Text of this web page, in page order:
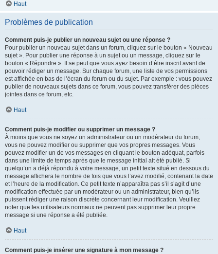
Haut
Problèmes de publication
Comment puis-je publier un nouveau sujet ou une réponse ?
Pour publier un nouveau sujet dans un forum, cliquez sur le bouton « Nouveau
sujet ». Pour publier une réponse à un sujet ou un message, cliquez sur le
bouton « Répondre ». Il se peut que vous ayez besoin d’être inscrit avant de
pouvoir rédiger un message. Sur chaque forum, une liste de vos permissions
est affichée en bas de l’écran du forum ou du sujet. Par exemple : vous pouvez
publier de nouveaux sujets dans ce forum, vous pouvez transférer des pièces
jointes dans ce forum, etc.
Haut
Comment puis-je modifier ou supprimer un message ?
À moins que vous ne soyez un administrateur ou un modérateur du forum,
vous ne pouvez modifier ou supprimer que vos propres messages. Vous
pouvez modifier un de vos messages en cliquant le bouton adéquat, parfois
dans une limite de temps après que le message initial ait été publié. Si
quelqu’un a déjà répondu à votre message, un petit texte situé en dessous du
message affichera le nombre de fois que vous l’avez modifié, contenant la date
et l’heure de la modification. Ce petit texte n’apparaîtra pas s’il s’agit d’une
modification effectuée par un modérateur ou un administrateur, bien qu’ils
puissent rédiger une raison discrète concernant leur modification. Veuillez
noter que les utilisateurs normaux ne peuvent pas supprimer leur propre
message si une réponse a été publiée.
Haut
Comment puis-je insérer une signature à mon message ?